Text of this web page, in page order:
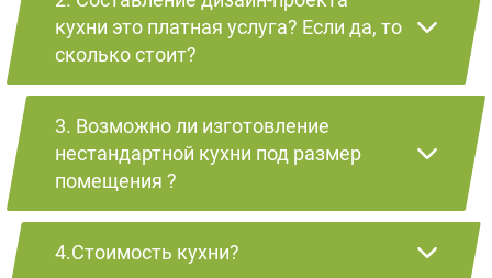
кухни это платная услуга? Если да, то
сколько стоит?
3. Возможно ли изготовление
нестандартной кухни под размер
помещения ?
4.Стоимость кухни?